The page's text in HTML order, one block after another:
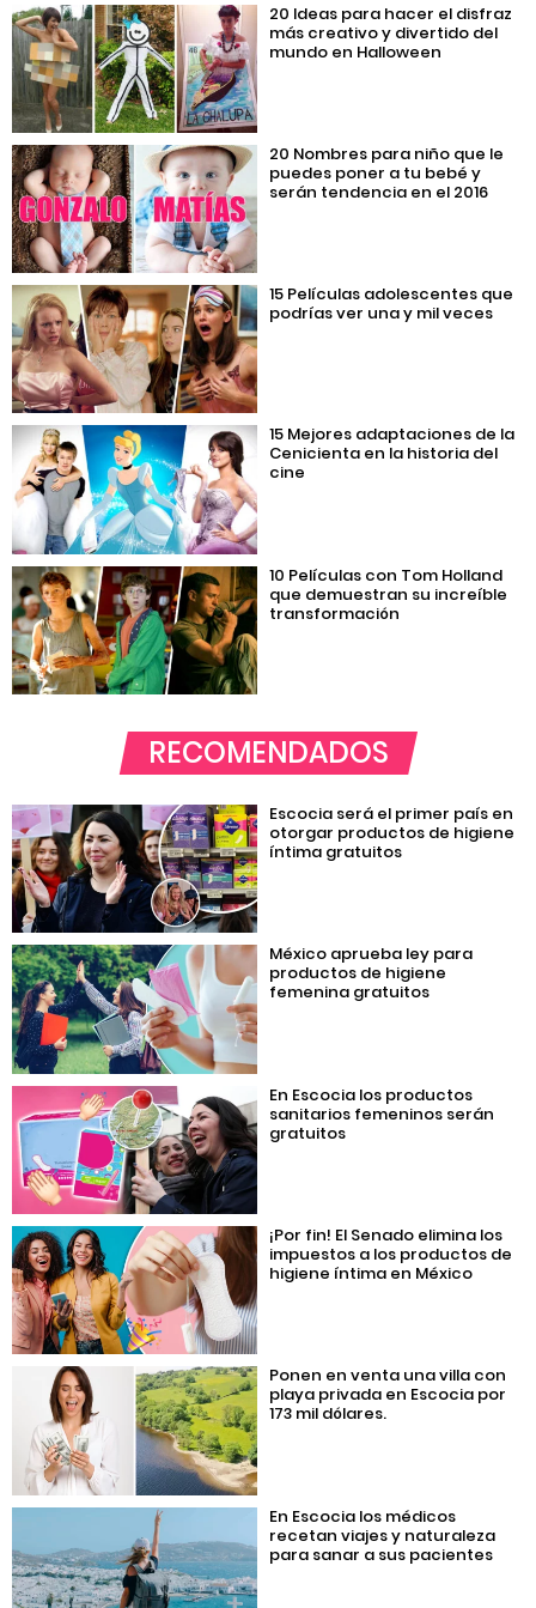
20 Ideas para hacer el disfraz
más creativo y divertido del
mundo en Halloween
20 Nombres para niño que le
puedes poner a tu bebé y
serán tendencia en el 2016
15 Películas adolescentes que
podrías ver una y mil veces
15 Mejores adaptaciones de la
Cenicienta en la historia del
cine
10 Películas con Tom Holland
que demuestran su increíble
transformación
RECOMENDADOS
Escocia será el primer país en
otorgar productos de higiene
íntima gratuitos
México aprueba ley para
productos de higiene
femenina gratuitos
En Escocia los productos
sanitarios femeninos serán
gratuitos
¡Por fin! El Senado elimina los
impuestos a los productos de
higiene íntima en México
Ponen en venta una villa con
playa privada en Escocia por
173 mil dólares.
En Escocia los médicos
recetan viajes y naturaleza
para sanar a sus pacientes